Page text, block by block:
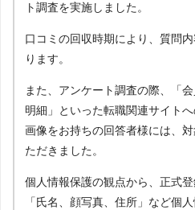
ト調査を実施しました。
口コミの回収時期により、質問
ります。
また、アンケート調査の際、「
明細」といった転職関連サイト
画像をお持ちの回答者様には、
ただきました。
個人情報保護の観点から、正式
「氏名、顔写真、住所」など個